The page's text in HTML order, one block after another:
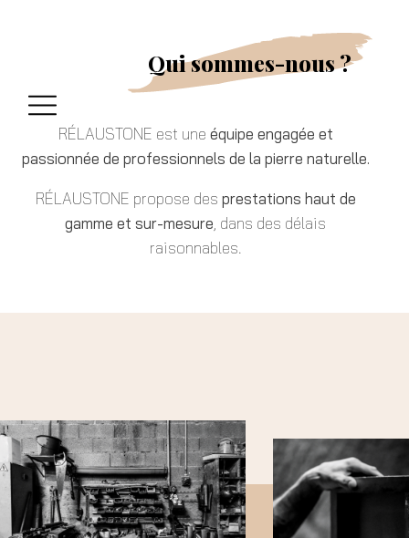
Qui sommes-nous ?
RÉLAUSTONE est une équipe engagée et
passionnée de professionnels de la pierre naturelle.
RÉLAUSTONE propose des prestations haut de
gamme et sur-mesure , dans des délais
raisonnables.